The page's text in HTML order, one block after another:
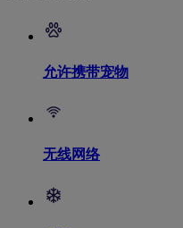
允许携带宠物
无线网络